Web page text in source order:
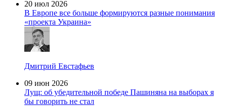
20 июл 2026
В Европе все больше формируются разные понимания
«проекта Украина»
Дмитрий Евстафьев
09 июн 2026
Лущ: об убедительной победе Пашиняна на выборах я
бы говорить не стал